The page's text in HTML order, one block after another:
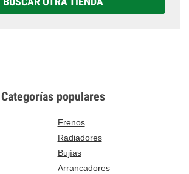
Categorías populares
Frenos
Radiadores
Bujías
Arrancadores